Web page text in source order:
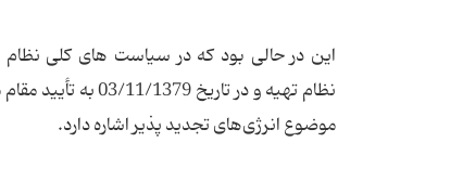
موضوع انرژی‌های تجدید پذیر اشاره دارد.